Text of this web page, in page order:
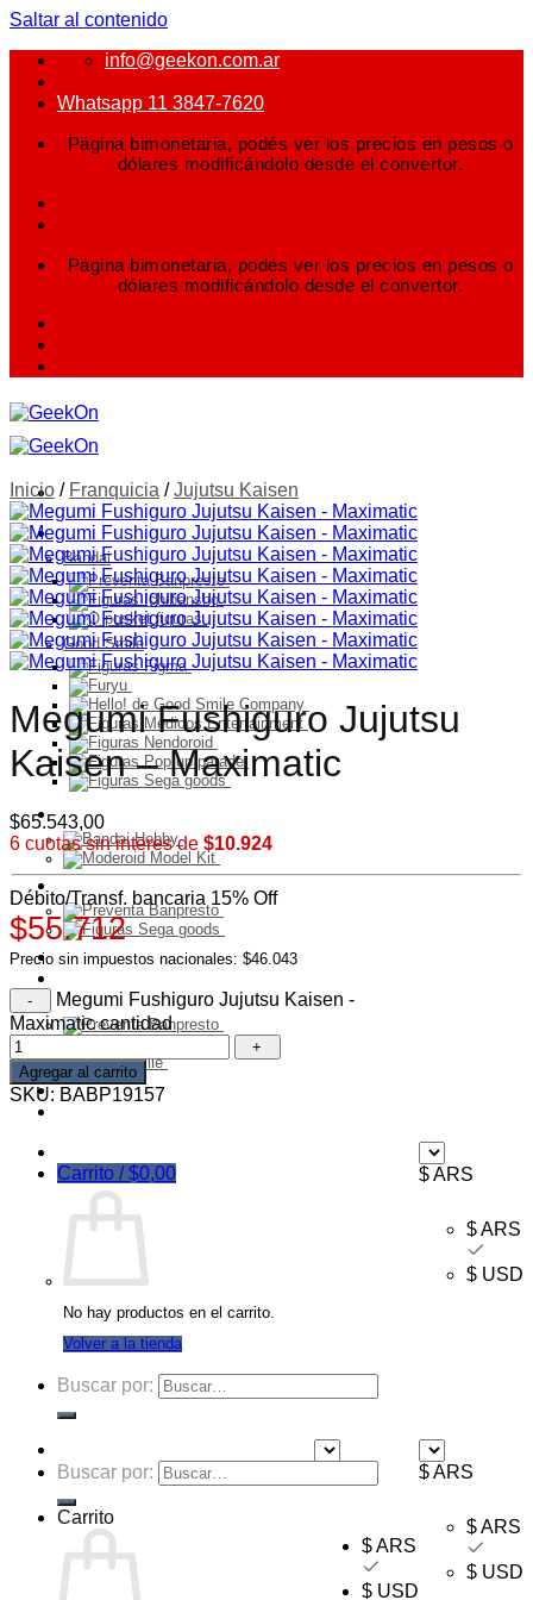
Saltar al contenido
info@geekon.com.ar
Whatsapp 11 3847-7620
Página bimonetaria, podés ver los precios en pesos o
dólares modificándolo desde el convertor.
Página bimonetaria, podés ver los precios en pesos o
dólares modificándolo desde el convertor.
FIGURAS
Bandai
Good Smile
Model Kit
Franquicia
Preventa
Ofertas
$ ARS
$ ARS
$ USD
Carrito /$0,00
No hay productos en el carrito.
Volver a la tienda
Buscar por:
$ ARS
$ ARS
$ USD
Buscar por:
Carrito
Inicio / Franquicia / Jujutsu Kaisen
Megumi Fushiguro Jujutsu
Kaisen – Maximatic
$65.543,00
6 cuotas sin interes de $10.924
Débito/Transf. bancaria 15% Off
$55.712
Precio sin impuestos nacionales: $46.043
$ ARS
$ USD
Megumi Fushiguro Jujutsu Kaisen -
Maximatic cantidad
Agregar al carrito
SKU: BABP19157